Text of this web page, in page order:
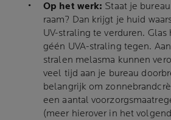
Op het werk: Staat je
raam? Dan krijgt je huid
UV-straling te verduren.
géén UVA-straling tegen.
stralen melasma kunnen
veel tijd aan je bureau
belangrijk om
een aantal
(meer hierover in het